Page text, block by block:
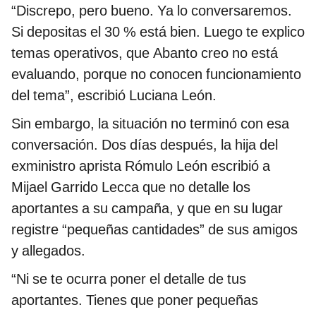
“Discrepo, pero bueno. Ya lo conversaremos.
Si depositas el 30 % está bien. Luego te explico
temas operativos, que Abanto creo no está
evaluando, porque no conocen funcionamiento
del tema”, escribió Luciana León.
Sin embargo, la situación no terminó con esa
conversación. Dos días después, la hija del
exministro aprista Rómulo León escribió a
Mijael Garrido Lecca que no detalle los
aportantes a su campaña, y que en su lugar
registre “pequeñas cantidades” de sus amigos
y allegados.
“Ni se te ocurra poner el detalle de tus
aportantes. Tienes que poner pequeñas